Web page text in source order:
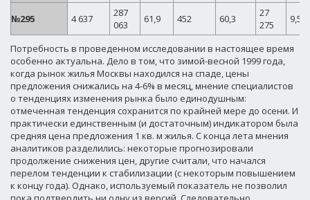
№295 4 637
287
063
61,9 452 60,3
27
275
9,50
Потребность в проведенном исследовании в настоящее время
особенно актуальна. Дело в том, что зимой-весной 1999 года,
когда рынок жилья Москвы находился на спаде, цены
предложения снижались на 4-6% в месяц, мнение специалистов
о тенденциях изменения рынка было единодушным:
отмеченная тенденция сохранится по крайней мере до осени. И
практически единственным (и достаточным) индикатором была
средняя цена предложения 1 кв. м жилья. С конца лета мнения
аналитиков разделились: некоторые прогнозировали
продолжение снижения цен, другие считали, что начался
перелом тенденции к стабилизации (с некоторым повышением
к концу года). Однако, используемый показатель не позволил